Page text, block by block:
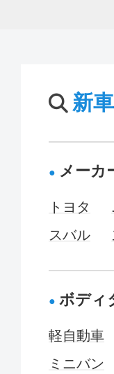
新
メーカ
トヨタ
スバル
ボディ
軽自動車
ミニバン